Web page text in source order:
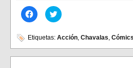
Haz
clic
en
Facebook
(Se
abre
Haz
clic
en
(Se
abre
Etiquetas: Acción, Chavalas, Cómics